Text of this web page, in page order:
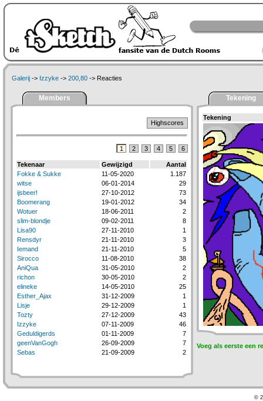
Galerij -> Izzyke -> 200,80 -> Reacties
Members
Highscores
1 2 3 4 5 6
Tekenaar Gewijzigd
Aantal
Fokke & Sukke
11-05-2020
1.187
witse
06-01-2014
29
ijsbeer!
27-10-2012
73
Boomerang
19-01-2012
34
Wotuer
18-06-2011
2
slim-blondje
09-02-2011
8
Lisa90
27-11-2010
1
Rensdyr
21-11-2010
3
Iemand
21-11-2010
5
Sirocco
11-08-2010
38
AniQua
31-05-2010
2
richon
30-05-2010
2
elineke
14-05-2010
25
Esther_Ajax
31-12-2009
1
Lisje
29-12-2009
1
Tozty
27-12-2009
43
Izzyke
07-11-2009
46
Geduldigerds
01-11-2009
7
geenVanGogh
26-09-2009
7
Sebas
21-09-2009 2
Tekening
Tekening
Voeg als eerste een
©